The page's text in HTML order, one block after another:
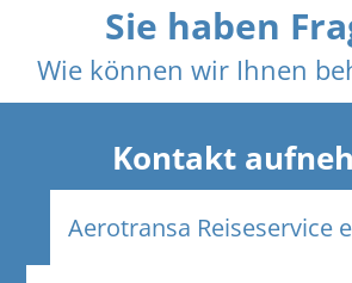
Sie haben
Wie können wir Ihnen
Kontakt
Aerotransa Reiseservice